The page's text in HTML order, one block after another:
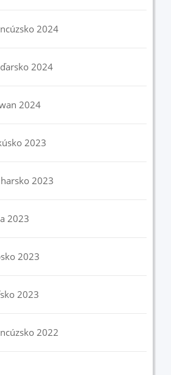
2024
2024
2024
2023
2023
2023
2023
2023
2022